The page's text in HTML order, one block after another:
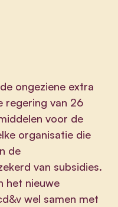
ongeziene extra
regering van 26
voor de
organisatie die
de
van subsidies.
het nieuwe
wel samen met